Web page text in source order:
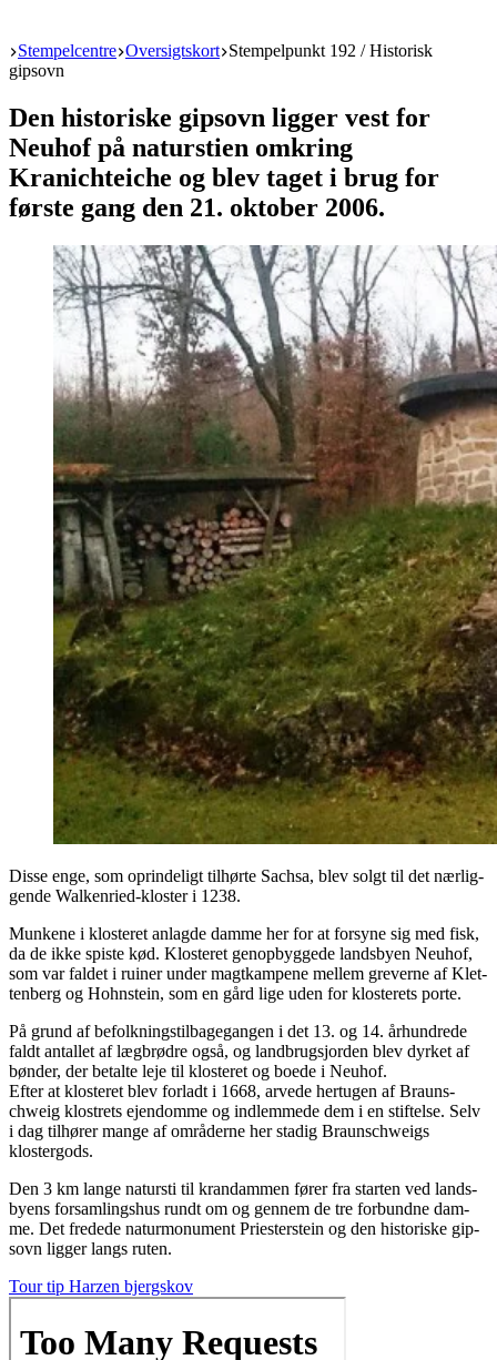
Start
Stempelcentre Oversigtskort Stempelpunkt 192 / Historisk
gipsovn
Den historiske gipsovn ligger vest for
Neuhof på naturstien omkring
Kranichteiche og blev taget i brug for
første gang den 21. oktober 2006.
Dis­se enge, som oprin­de­ligt til­hør­te Sachsa, blev solgt til det nær­lig­
gen­de Wal­ken­ri­ed-klo­ster i 1238.
Mun­ke­ne i kloste­ret anlag­de dam­me her for at for­sy­ne sig med fisk,
da de ikke spi­ste kød. Kloste­ret genop­byg­ge­de lands­by­en Neuhof,
som var fal­det i rui­ner under magt­kam­pe­ne mel­lem gre­ver­ne af Klet­
ten­berg og Hohnste­in, som en gård lige uden for kloste­rets porte.
På grund af befolk­nings­til­ba­ge­gan­gen i det 13. og 14. århund­re­de
faldt antal­let af læg­brød­re også, og land­brugs­jor­den blev dyr­ket af
bøn­der, der betal­te leje til kloste­ret og boe­de i Neuhof.
Efter at kloste­ret blev for­ladt i 1668, arve­de her­tu­gen af Brauns­
chweig klo­strets ejen­dom­me og ind­lem­me­de dem i en stif­tel­se. Selv
i dag til­hø­rer man­ge af områ­der­ne her sta­dig Brauns­chweigs
klostergods.
Den 3 km lan­ge natursti til kran­dam­men fører fra star­ten ved lands­
by­ens for­sam­lings­hus rundt om og gen­nem de tre for­bund­ne dam­
me. Det fre­de­de natur­monu­ment Pri­ester­ste­in og den histo­ri­ske gip­
sovn lig­ger langs ruten.
Tour tip Harzen bjergskov